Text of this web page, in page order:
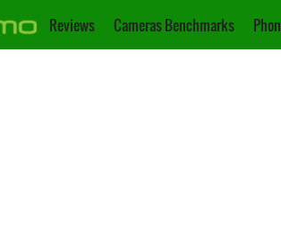
Reviews Cameras Benchmarks